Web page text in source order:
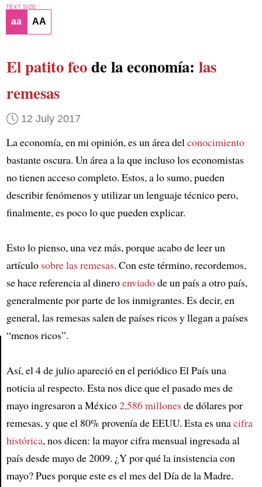
Article
TEXT SIZE
aa AA
El patito feode la economía: las
remesas
12 July 2017
La economía, en mi opinión, es un área delconocimiento
bastante oscura. Un área a la que incluso los economistas
no tienen acceso completo. Estos, a lo sumo, pueden
describir fenómenos y utilizar un lenguaje técnico pero,
finalmente, es poco lo que pueden explicar.
Esto lo pienso, una vez más, porque acabo de leer un
artículo sobre las remesas. Con este término, recordemos,
se hace referencia al dineroenviadode un país a otro país,
generalmente por parte de los inmigrantes. Es decir, en
general, las remesas salen de países ricos y llegan a países
“menos ricos”.
Así, el 4 de julio apareció en el periódico El País una
noticia al respecto. Esta nos dice que el pasado mes de
mayo ingresaron a México2,586 millonesde dólares por
remesas, y que el 80% provenía de EEUU. Esta es unacifra
histórica, nos dicen: la mayor cifra mensual ingresada al
país desde mayo de 2009. ¿Y por qué la insistencia con
mayo? Pues porque este es el mes del Día de la Madre.